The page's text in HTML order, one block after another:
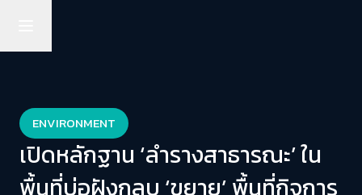
ENVIRONMENT
เปิดหลักฐาน ‘ลำรางสาธารณะ’ ใน
พื้นที่บ่อฝังกลบ ‘ขยาย’ พื้นที่กิจการ